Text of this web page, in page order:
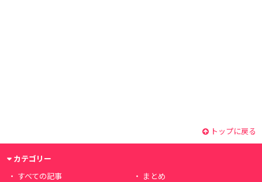
トップに戻る
カテゴリー
すべての記事
まとめ